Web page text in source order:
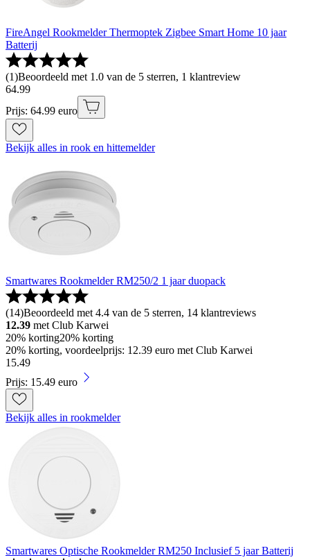
FireAngel Rookmelder Thermoptek Zigbee Smart Home 10 jaar
Batterij
(1)Beoordeeld met 1.0 van de 5 sterren, 1 klantreview
64.99
Prijs: 64.99 euro
Bekijk alles in rook en hittemelder
Smartwares Rookmelder RM250/2 1 jaar duopack
(14)Beoordeeld met 4.4 van de 5 sterren, 14 klantreviews
12.39 met Club Karwei
20% korting20% korting
20% korting, voordeelprijs: 12.39 euro met Club Karwei
15.49
Prijs: 15.49 euro
Bekijk alles in rookmelder
Smartwares Optische Rookmelder RM250 Inclusief 5 jaar Batterij